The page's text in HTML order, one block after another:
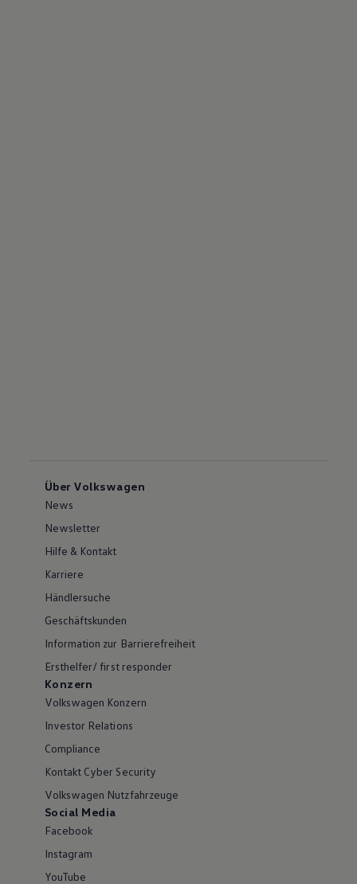
Über Volkswagen
News
Newsletter
Hilfe & Kontakt
Karriere
Händlersuche
Geschäftskunden
Information zur Barrierefreiheit
Ersthelfer/ first responder
Konzern
Volkswagen Konzern
Investor Relations
Compliance
Kontakt Cyber Security
Volkswagen Nutzfahrzeuge
Social Media
Facebook
Instagram
YouTube